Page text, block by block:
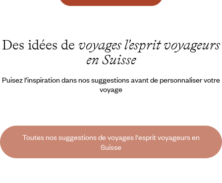
Des idées de voyages l'esprit voyageurs
en Suisse
Puisez l’inspiration dans nos suggestions avant de personnaliser votre
voyage
Toutes nos suggestions de voyages l'esprit voyageurs en
Suisse